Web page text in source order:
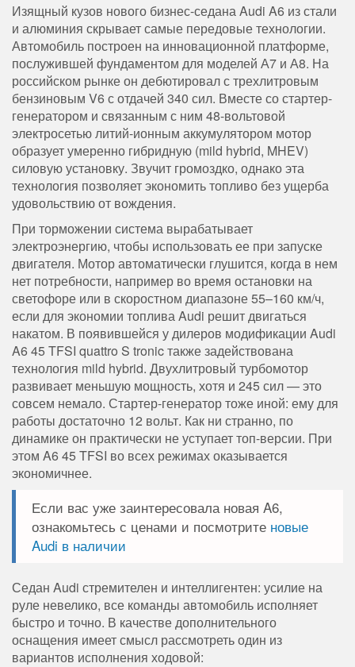
Изящный кузов нового бизнес-седана Audi A6 из стали
и алюминия скрывает самые передовые технологии.
Автомобиль построен на инновационной платформе,
послужившей фундаментом для моделей А7 и А8. На
российском рынке он дебютировал с трехлитровым
бензиновым V6 с отдачей 340 сил. Вместе со стартер-
генератором и связанным с ним 48-вольтовой
электросетью литий-ионным аккумулятором мотор
образует умеренно гибридную (mild hybrid, MHEV)
силовую установку. Звучит громоздко, однако эта
технология позволяет экономить топливо без ущерба
удовольствию от вождения.
При торможении система вырабатывает
электроэнергию, чтобы использовать ее при запуске
двигателя. Мотор автоматически глушится, когда в нем
нет потребности, например во время остановки на
светофоре или в скоростном диапазоне 55–160 км/ч,
если для экономии топлива Audi решит двигаться
накатом. В появившейся у дилеров модификации Audi
A6 45 TFSI quattro S tronic также задействована
технология mild hybrid. Двухлитровый турбомотор
развивает меньшую мощность, хотя и 245 сил — это
совсем немало. Стартер-генератор тоже иной: ему для
работы достаточно 12 вольт. Как ни странно, по
динамике он практически не уступает топ-версии. При
этом A6 45 TFSI во всех режимах оказывается
экономичнее.
Если вас уже заинтересовала новая A6,
ознакомьтесь с ценами и посмотрите новые
Audi в наличии
Седан Audi стремителен и интеллигентен: усилие на
руле невелико, все команды автомобиль исполняет
быстро и точно. В качестве дополнительного
оснащения имеет смысл рассмотреть один из
вариантов исполнения ходовой: